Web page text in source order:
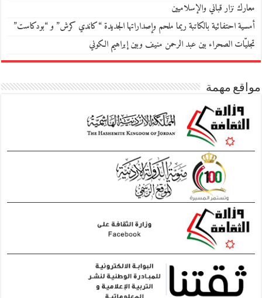
معارك نزار قباني والإسلاميين
أمسية احتفائية بالكاتبة ريما ملحم وإصداراتها الجديدة “كاندي كرش” و “بودكاست”
تجليّات الصحراء بين عبد الرحمن منيف وبين إبراهيم الكوني
مواقع مهمة